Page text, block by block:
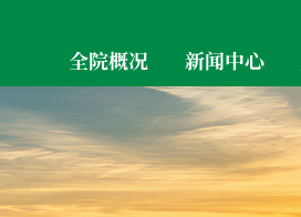
全院概况 新闻中心